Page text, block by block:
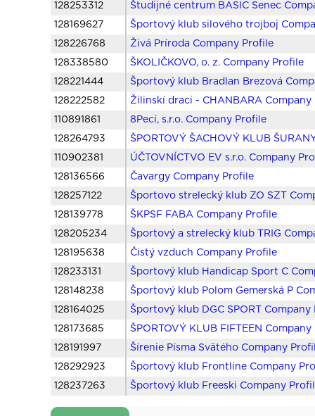
128253312
Študijné centrum BASIC Senec
128169627
Športový klub silového trojboj
128226768
Živá Príroda Company Profile
128338580
ŠKOLIČKOVO, o. z. Company Profile
128221444
Športový klub Bradlan Brezová
128222582
Žilinskí draci - CHANBARA Company
110891861
8Pecí, s.r.o. Company Profile
128264793
ŠPORTOVÝ ŠACHOVÝ KLUB
110902381
ÚČTOVNÍCTVO EV s.r.o. Company
128136566
Čavargy Company Profile
128257122
Športovo strelecký klub ZO SZT
128139778
ŠKPSF FABA Company Profile
128205234
Športový a strelecký klub TRIG
128195638
Čistý vzduch Company Profile
128233131
Športový klub Handicap Sport C
128148238
Športový klub Polom Gemerská P
128164025
Športový klub DGC SPORT Company
128173685
ŠPORTOVÝ KLUB FIFTEEN
128191997
Šírenie Písma Svätého Company
128292923
Športový klub Frontline Company
128237263
Športový klub Freeski Company